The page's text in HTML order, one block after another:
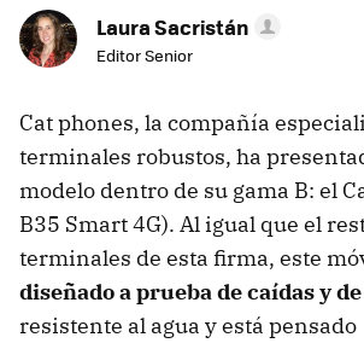
Laura Sacristán
Editor Senior
Cat phones, la compañía
terminales robustos, ha
modelo dentro de su gama B: el
B35 Smart 4G). Al igual que el
terminales de esta firma, este
diseñado a prueba de caídas y
resistente al agua y está pensado